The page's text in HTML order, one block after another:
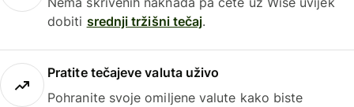
dobiti srednji tržišni tečaj.
Pratite tečajeve valuta uživo
Pohranite svoje omiljene valute kako biste